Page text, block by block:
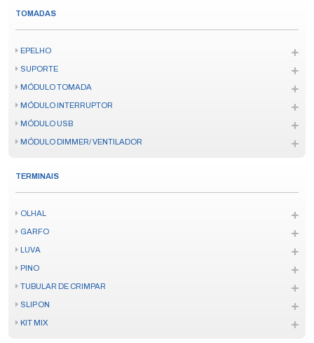
TOMADAS
EPELHO
SUPORTE
MÓDULO TOMADA
MÓDULO INTERRUPTOR
MÓDULO USB
MÓDULO DIMMER/ VENTILADOR
TERMINAIS
OLHAL
GARFO
LUVA
PINO
TUBULAR DE CRIMPAR
SLIP ON
KIT MIX